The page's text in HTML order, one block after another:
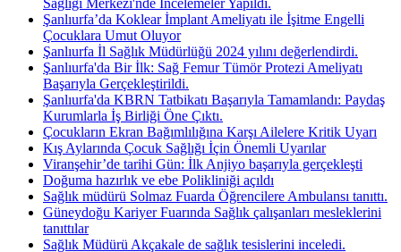
Şanlıurfa’da Koklear İmplant Ameliyatı ile İşitme Engelli
Çocuklara Umut Oluyor
Şanlıurfa İl Sağlık Müdürlüğü 2024 yılını değerlendirdi.
Şanlıurfa'da Bir İlk: Sağ Femur Tümör Protezi Ameliyatı
Başarıyla Gerçekleştirildi.
Şanlıurfa'da KBRN Tatbikatı Başarıyla Tamamlandı: Paydaş
Kurumlarla İş Birliği Öne Çıktı.
Çocukların Ekran Bağımlılığına Karşı Ailelere Kritik Uyarı
Kış Aylarında Çocuk Sağlığı İçin Önemli Uyarılar
Viranşehir’de tarihi Gün: İlk Anjiyo başarıyla gerçekleşti
Doğuma hazırlık ve ebe Polikliniği açıldı
Sağlık müdürü Solmaz Fuarda Öğrencilere Ambulansı tanıttı.
Güneydoğu Kariyer Fuarında Sağlık çalışanları mesleklerini
tanıttılar
Sağlık Müdürü Akçakale de sağlık tesislerini inceledi.